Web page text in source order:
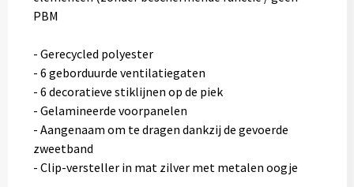
PBM
- Gerecycled polyester
- 6 geborduurde ventilatiegaten
- 6 decoratieve stiklijnen op de piek
- Gelamineerde voorpanelen
- Aangenaam om te dragen dankzij de gevoerde
zweetband
- Clip-versteller in mat zilver met metalen oogje